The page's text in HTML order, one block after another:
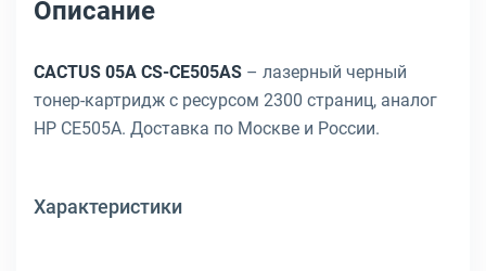
Описание
CACTUS 05A CS-CE505AS – лазерный черный
тонер-картридж с ресурсом 2300 страниц, аналог
HP CE505A. Доставка по Москве и России.
Характеристики